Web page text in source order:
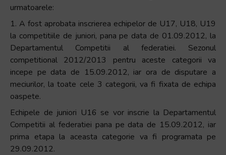
urmatoarele:
1. A fost aprobata inscrierea echipelor de U17, U18, U19
la competitiile de juniori, pana pe data de 01.09.2012, la
Departamentul Competitii al federatiei. Sezonul
competitional 2012/2013 pentru aceste categorii va
incepe pe data de 15.09.2012, iar ora de disputare a
meciurilor, la toate cele 3 categorii, va fi fixata de echipa
oaspete.
Echipele de juniori U16 se vor inscrie la Departamentul
Competitii al federatiei pana pe data de 15.09.2012, iar
prima etapa la aceasta categorie va fi programata pe
29.09.2012.